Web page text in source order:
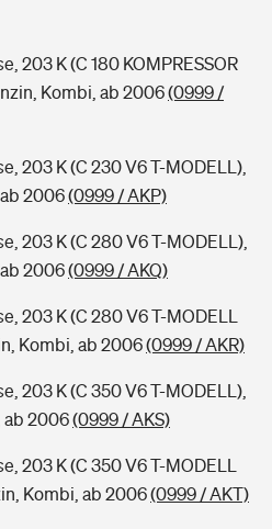
203 K (C 180 KOMPRESSOR
Kombi, ab 2006(0999 /
203 K (C 230 V6 T-MODELL),
2006(0999 / AKP)
203 K (C 280 V6 T-MODELL),
2006(0999 / AKQ)
203 K (C 280 V6 T-MODELL
Kombi, ab 2006(0999 / AKR)
203 K (C 350 V6 T-MODELL),
ab 2006(0999 / AKS)
203 K (C 350 V6 T-MODELL
Kombi, ab 2006(0999 / AKT)